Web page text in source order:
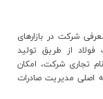
شرکت در بازارهاي
از طريق توليد
تجاري شرکت، امکان
اصلي مديريت صادرات